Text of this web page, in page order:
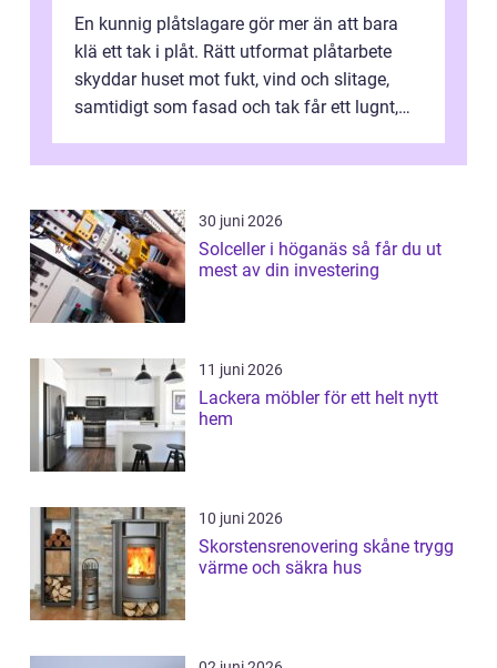
En kunnig plåtslagare gör mer än att bara
klä ett tak i plåt. Rätt utformat plåtarbete
skyddar huset mot fukt, vind och slitage,
samtidigt som fasad och tak får ett lugnt,
30 juni 2026
Solceller i höganäs så får du ut
mest av din investering
11 juni 2026
Lackera möbler för ett helt nytt
hem
10 juni 2026
Skorstensrenovering skåne trygg
värme och säkra hus